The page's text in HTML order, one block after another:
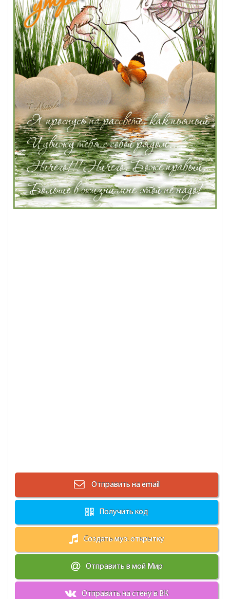
Отправить на email
Получить код
Создать муз. открытку
Отправить в мой Мир
Отправить на стену в ВК